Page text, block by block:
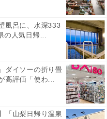
風呂に、水深333
の人気日帰...
ダイソーの折り畳
高評価「使わ...
「山梨日帰り温泉